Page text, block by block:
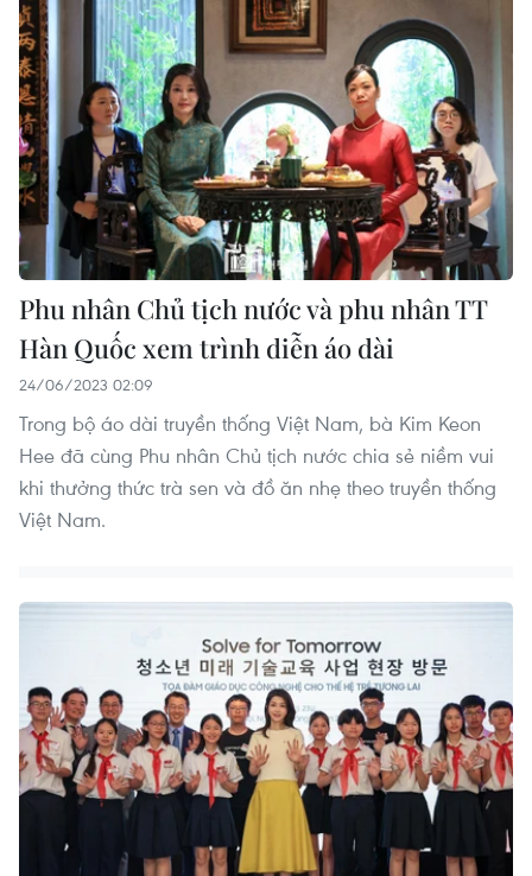
Phu nhân Chủ tịch nước và phu nhân TT
Hàn Quốc xem trình diễn áo dài
24/06/2023 02:09
Trong bộ áo dài truyền thống Việt Nam, bà Kim Keon
Hee đã cùng Phu nhân Chủ tịch nước chia sẻ niềm vui
khi thưởng thức trà sen và đồ ăn nhẹ theo truyền thống
Việt Nam.